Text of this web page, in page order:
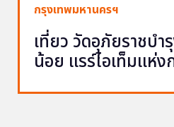
กรุงเทพมหานครฯ
เที่ยว วัดอุภัยราชบ
น้อย แรร์ไอเท็มแห่